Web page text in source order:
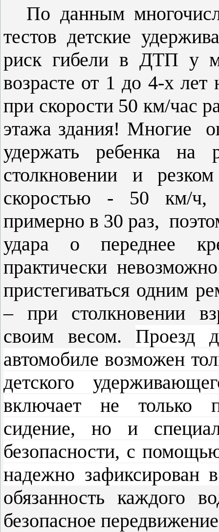
По данным
тестов детские
риск гибели в ДТП у
возрасте от 1 до 4-х
при скорости 50 км/час
этажа здания! Многие
удержать ребенка
столкновении и
скоростью - 50 км/ч,
примерно в 30 раз,
удара о переднее
практически
пристегиваться одним
– при столкновении
своим весом. Проезд
автомобиле возможен
детского
включает не только
сидение, но и
безопасности, с
надежно зафиксирован
обязанность каждого
безопасное